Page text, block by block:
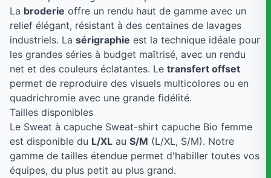
La broderie offre un rendu haut de gamme avec un
relief élégant, résistant à des centaines de lavages
industriels. La sérigraphie est la technique idéale pour
les grandes séries à budget maîtrisé, avec un rendu
net et des couleurs éclatantes. Le transfert offset
permet de reproduire des visuels multicolores ou en
quadrichromie avec une grande fidélité.
Tailles disponibles
Le Sweat à capuche Sweat-shirt capuche Bio femme
est disponible du L/XL au S/M (L/XL, S/M). Notre
gamme de tailles étendue permet d'habiller toutes vos
équipes, du plus petit au plus grand.